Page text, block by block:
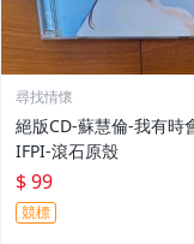
尋找情懷
絕版CD-蘇慧倫-我有時
IFPI-滾石原殼
$ 99
競標